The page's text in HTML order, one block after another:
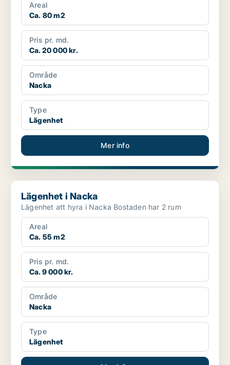
Areal
Ca. 80 m2
Pris pr. md.
Ca. 20 000 kr.
Område
Nacka
Type
Lägenhet
Mer info
Lägenhet i Nacka
Lägenhet i Nacka
Lägenhet att hyra i Nacka Bostaden har 2 rum
Areal
Ca. 55 m2
Pris pr. md.
Ca. 9 000 kr.
Område
Nacka
Type
Lägenhet